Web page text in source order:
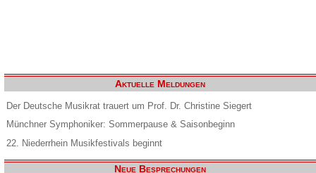
Aktuelle Meldungen
Der Deutsche Musikrat trauert um Prof. Dr. Christine Siegert
Münchner Symphoniker: Sommerpause & Saisonbeginn
22. Niederrhein Musikfestivals beginnt
Neue Besprechungen